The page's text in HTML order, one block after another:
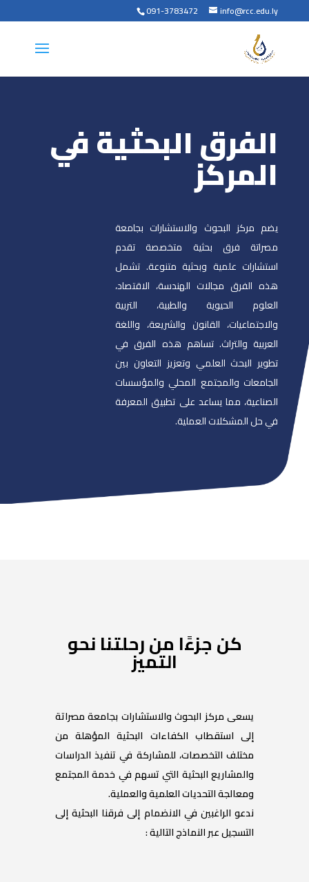
091-3783472 info@rcc.edu.ly
الفرق البحثية في
المركز
يضم مركز البحوث والاستشارات بجامعة
مصراتة فرق بحثية متخصصة تقدم
استشارات علمية وبحثية متنوعة. تشمل
هذه الفرق مجالات الهندسة، الاقتصاد،
العلوم الحيوية والطبية، التربية
والاجتماعيات، القانون والشريعة، واللغة
العربية والتراث. تساهم هذه الفرق في
تطوير البحث العلمي وتعزيز التعاون بين
الجامعات والمجتمع المحلي والمؤسسات
الصناعية، مما يساعد على تطبيق المعرفة
في حل المشكلات العملية.
كن جزءًا من رحلتنا نحو
التميز
يسعى مركز البحوث والاستشارات بجامعة مصراتة
إلى استقطاب الكفاءات البحثية المؤهلة من
مختلف التخصصات، للمشاركة في تنفيذ الدراسات
والمشاريع البحثية التي تسهم في خدمة المجتمع
ومعالجة التحديات العلمية والعملية.
ندعو الراغبين في الانضمام إلى فرقنا البحثية إلى
التسجيل عبر النماذج التالية :